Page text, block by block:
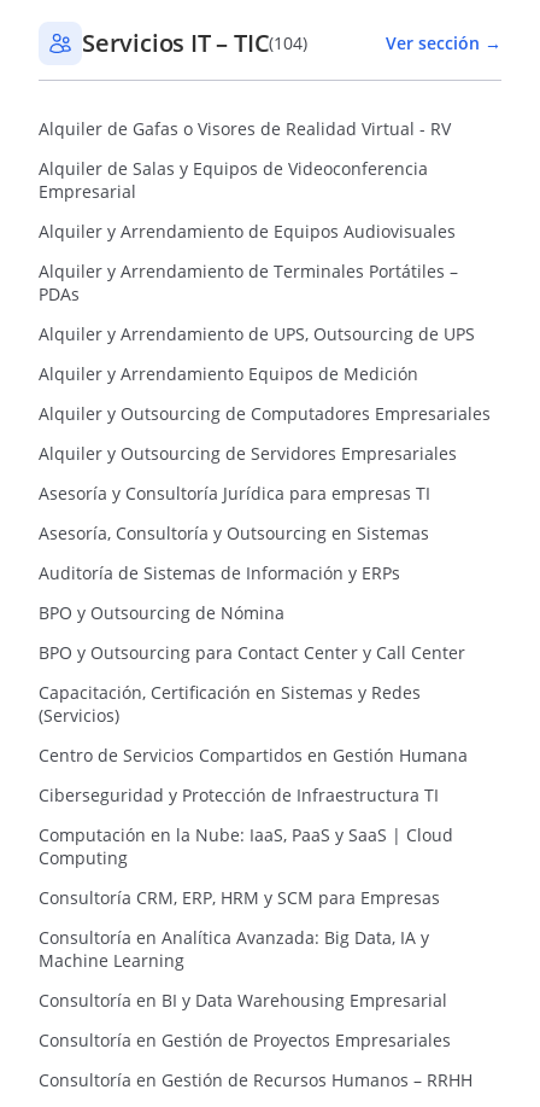
Servicios IT – TIC(104) Ver sección →
Alquiler de Gafas o Visores de Realidad Virtual - RV
Alquiler de Salas y Equipos de Videoconferencia
Empresarial
Alquiler y Arrendamiento de Equipos Audiovisuales
Alquiler y Arrendamiento de Terminales Portátiles –
PDAs
Alquiler y Arrendamiento de UPS, Outsourcing de UPS
Alquiler y Arrendamiento Equipos de Medición
Alquiler y Outsourcing de Computadores Empresariales
Alquiler y Outsourcing de Servidores Empresariales
Asesoría y Consultoría Jurídica para empresas TI
Asesoría, Consultoría y Outsourcing en Sistemas
Auditoría de Sistemas de Información y ERPs
BPO y Outsourcing de Nómina
BPO y Outsourcing para Contact Center y Call Center
Capacitación, Certificación en Sistemas y Redes
(Servicios)
Centro de Servicios Compartidos en Gestión Humana
Ciberseguridad y Protección de Infraestructura TI
Computación en la Nube: IaaS, PaaS y SaaS | Cloud
Computing
Consultoría CRM, ERP, HRM y SCM para Empresas
Consultoría en Analítica Avanzada: Big Data, IA y
Machine Learning
Consultoría en BI y Data Warehousing Empresarial
Consultoría en Gestión de Proyectos Empresariales
Consultoría en Gestión de Recursos Humanos – RRHH